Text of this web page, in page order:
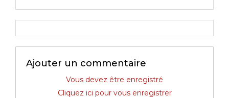
Ajouter un commentaire
Vous devez être enregistré
Cliquez ici pour vous enregistrer